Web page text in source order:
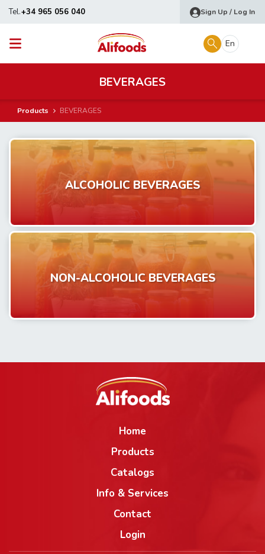
Tel.+34 965 056 040 Sign Up / Log In
En
BEVERAGES
Products BEVERAGES
ALCOHOLIC BEVERAGES
NON-ALCOHOLIC BEVERAGES
Home
Products
Catalogs
Info & Services
Contact
Login